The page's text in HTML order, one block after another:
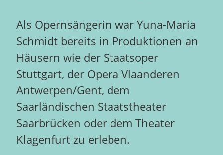
Als Opernsängerin war Yuna-Maria
Schmidt bereits in Produktionen an
Häusern wie der Staatsoper
Stuttgart, der Opera Vlaanderen
Antwerpen/Gent, dem
Saarländischen Staatstheater
Saarbrücken oder dem Theater
Klagenfurt zu erleben.